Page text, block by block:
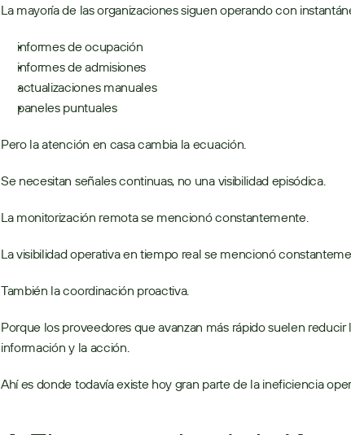
La mayoría de las organizaciones siguen operando con
informes de ocupación
informes de admisiones
actualizaciones manuales
paneles puntuales
Pero la atención en casa cambia la ecuación.
Se necesitan señales continuas, no una visibilidad episódica.
La monitorización remota se mencionó constantemente.
La visibilidad operativa en tiempo real se mencionó
También la coordinación proactiva.
Porque los proveedores que avanzan más rápido suelen
información y la acción.
Ahí es donde todavía existe hoy gran parte de la ineficiencia